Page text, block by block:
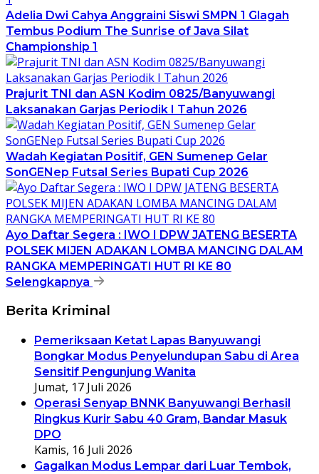
Adelia Dwi Cahya Anggraini Siswi SMPN 1 Glagah
Tembus Podium The Sunrise of Java Silat
Championship 1
Prajurit TNI dan ASN Kodim 0825/Banyuwangi
Laksanakan Garjas Periodik I Tahun 2026
Wadah Kegiatan Positif, GEN Sumenep Gelar
SonGENep Futsal Series Bupati Cup 2026
Ayo Daftar Segera : IWO I DPW JATENG BESERTA
POLSEK MIJEN ADAKAN LOMBA MANCING DALAM
RANGKA MEMPERINGATI HUT RI KE 80
Selengkapnya
Berita Kriminal
Pemeriksaan Ketat Lapas Banyuwangi
Bongkar Modus Penyelundupan Sabu di Area
Sensitif Pengunjung Wanita
Jumat, 17 Juli 2026
Operasi Senyap BNNK Banyuwangi Berhasil
Ringkus Kurir Sabu 40 Gram, Bandar Masuk
DPO
Kamis, 16 Juli 2026
Gagalkan Modus Lempar dari Luar Tembok,